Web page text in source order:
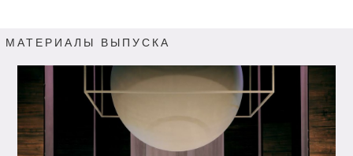
МАТЕРИАЛЫ ВЫПУСКА